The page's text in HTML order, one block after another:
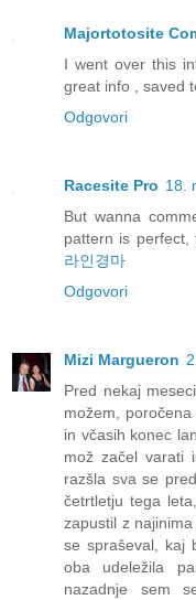
Majortotosite
I went over this
great info , saved
Odgovori
Racesite Pro 18.
But wanna
pattern is perfect,
라인경마
Odgovori
Mizi Margueron
Pred nekaj
možem,
in včasih konec
mož začel varati
razšla sva se
četrtletju tega
zapustil z
se spraševal, kaj
oba udeležila
nazadnje sem